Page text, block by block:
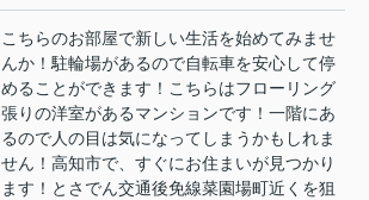
こちらのお部屋で新しい生活を始めてみませ
んか！駐輪場があるので自転車を安心して停
めることができます！こちらはフローリング
張りの洋室があるマンションです！一階にあ
るので人の目は気になってしまうかもしれま
せん！高知市で、すぐにお住まいが見つかり
ます！とさでん交通後免線菜園場町近くを狙